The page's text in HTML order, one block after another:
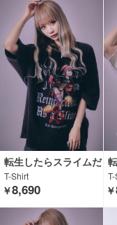
転生したらスライムだ
った件× P.N UNDERG
ROUND
T-Shirt
￥8,690 ￥